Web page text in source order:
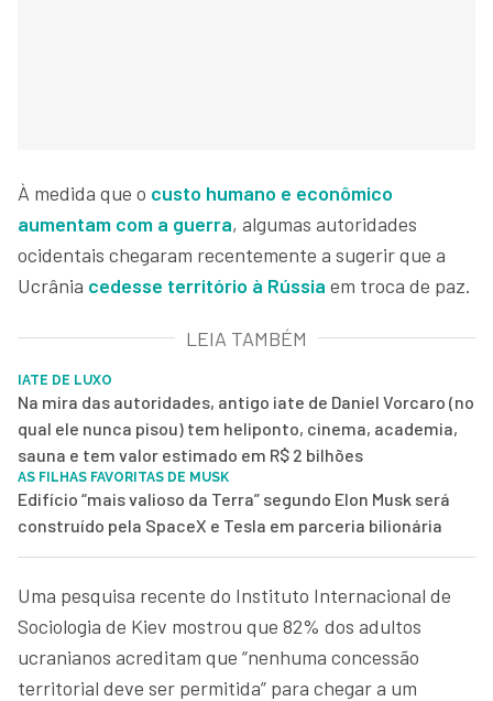
À medida que o custo humano e econômico
aumentam com a guerra, algumas autoridades
ocidentais chegaram recentemente a sugerir que a
Ucrânia cedesse território à Rússia em troca de paz.
LEIA TAMBÉM
IATE DE LUXO
Na mira das autoridades, antigo iate de Daniel Vorcaro (no
qual ele nunca pisou) tem heliponto, cinema, academia,
sauna e tem valor estimado em R$ 2 bilhões
AS FILHAS FAVORITAS DE MUSK
Edifício “mais valioso da Terra” segundo Elon Musk será
construído pela SpaceX e Tesla em parceria bilionária
Uma pesquisa recente do Instituto Internacional de
Sociologia de Kiev mostrou que 82% dos adultos
ucranianos acreditam que “nenhuma concessão
territorial deve ser permitida” para chegar a um